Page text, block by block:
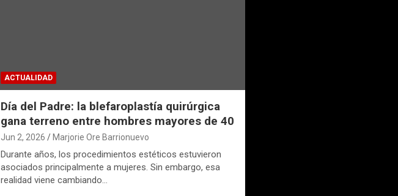
ACTUALIDAD
Día del Padre: la blefaroplastía quirúrgica
gana terreno entre hombres mayores de 40
Jun 2, 2026 Marjorie Ore Barrionuevo
Durante años, los procedimientos estéticos estuvieron
asociados principalmente a mujeres. Sin embargo, esa
realidad viene cambiando…